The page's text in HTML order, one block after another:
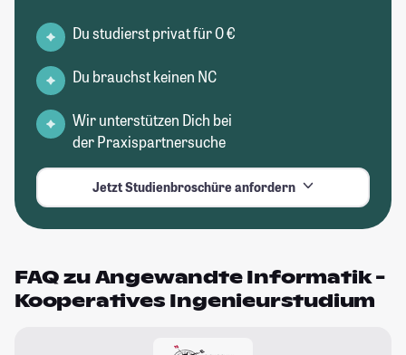
Du studierst privat für 0 €
Du brauchst keinen NC
Wir unterstützen Dich bei
der Praxispartnersuche
Jetzt Studienbroschüre anfordern
FAQ zu Angewandte Informatik -
Kooperatives Ingenieurstudium